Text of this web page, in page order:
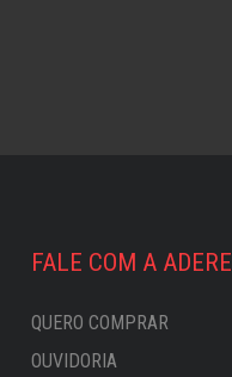
FALE COM A ADERE
QUERO COMPRAR
OUVIDORIA